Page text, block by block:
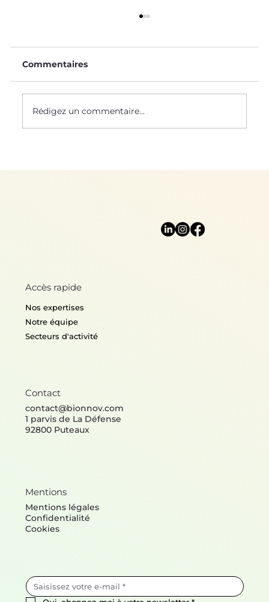
Le Saviez-Vous ? #58
Commentaires
Rédigez un commentaire...
Accès rapide
Nos expertises
Notre équipe
Secteurs d'activité
Contact
contact@bionnov.com
1 parvis de La Défense
92800 Puteaux
Mentions
Mentions légales
Confidentialité
Cookies